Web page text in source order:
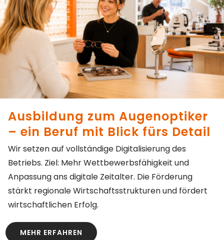
Ausbildung zum Augenoptiker
– ein Beruf mit Blick fürs Detail
Wir setzen auf vollständige Digitalisierung des
Betriebs. Ziel: Mehr Wettbewerbsfähigkeit und
Anpassung ans digitale Zeitalter. Die Förderung
stärkt regionale Wirtschaftsstrukturen und fördert
wirtschaftlichen Erfolg.
MEHR ERFAHREN